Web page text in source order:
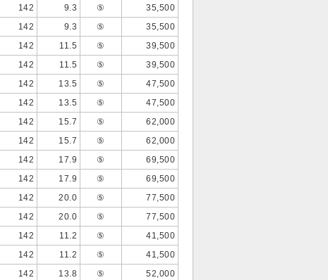
142 9.3 ⑤
35,500
142 9.3 ⑤
35,500
142 11.5 ⑤
39,500
142 11.5 ⑤
39,500
142 13.5 ⑤
47,500
142 13.5 ⑤
47,500
142 15.7 ⑤
62,000
142 15.7 ⑤
62,000
142 17.9 ⑤
69,500
142 17.9 ⑤
69,500
142 20.0 ⑤
77,500
142 20.0 ⑤
77,500
142 11.2 ⑤
41,500
142 11.2 ⑤
41,500
142 13.8 ⑤
52,000